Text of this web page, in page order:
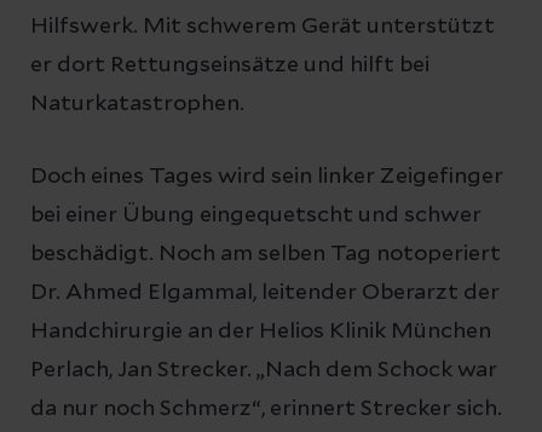
Hilfswerk. Mit schwerem Gerät unterstützt
er dort Rettungseinsätze und hilft bei
Naturkatastrophen.
Doch eines Tages wird sein linker Zeigefinger
bei einer Übung eingequetscht und schwer
beschädigt. Noch am selben Tag notoperiert
Dr. Ahmed Elgammal, leitender Oberarzt der
Handchirurgie an der Helios Klinik München
Perlach, Jan Strecker. „Nach dem Schock war
da nur noch Schmerz“, erinnert Strecker sich.